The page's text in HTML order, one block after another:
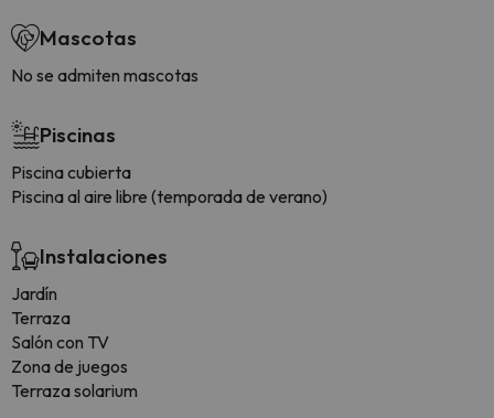
Mascotas
No se admiten mascotas
Piscinas
Piscina cubierta
Piscina al aire libre (temporada de verano)
Instalaciones
Jardín
Terraza
Salón con TV
Zona de juegos
Terraza solarium